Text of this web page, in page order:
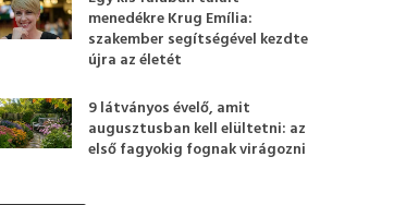
menedékre Krug Emília:
szakember segítségével kezdte
újra az életét
9 látványos évelő, amit
augusztusban kell elültetni: az
első fagyokig fognak virágozni